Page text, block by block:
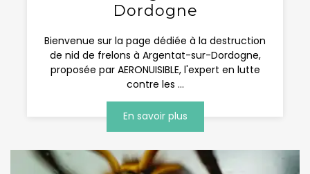
Dordogne
Bienvenue sur la page dédiée à la destruction
de nid de frelons à Argentat-sur-Dordogne,
proposée par AERONUISIBLE, l'expert en lutte
contre les ...
En savoir plus